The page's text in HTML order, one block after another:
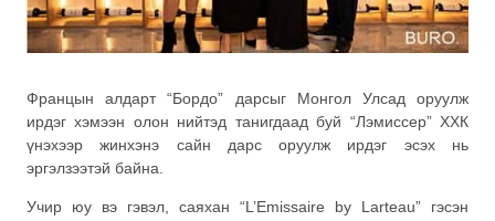
Францын алдарт “Бордо” дарсыг Монгол Улсад оруулж
ирдэг хэмээн олон нийтэд танигдаад буй “Лэмиссер” ХХК
үнэхээр жинхэнэ сайн дарс оруулж ирдэг эсэх нь
эргэлзээтэй байна.
Учир юу вэ гэвэл, саяхан “L’Emissaire by Larteau” гэсэн